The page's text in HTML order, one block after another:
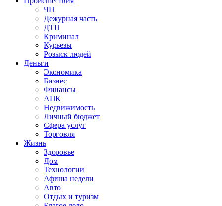
ЧП
Дежурная часть
ДТП
Криминал
Курьезы
Розыск людей
Деньги
Экономика
Бизнес
Финансы
АПК
Недвижимость
Личный бюджет
Сфера услуг
Торговля
Жизнь
Здоровье
Дом
Технологии
Афиша недели
Авто
Отдых и туризм